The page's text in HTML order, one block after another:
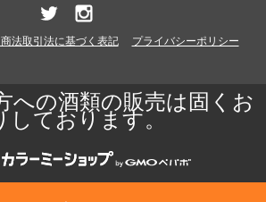
法取引法に基づく表記 プライバシーポリシー
への酒類の販売は固くお
しております。